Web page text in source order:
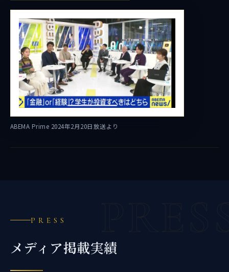
ABEMA Prime 2024年2月20日放送より
PRESS
メディア掲載実績